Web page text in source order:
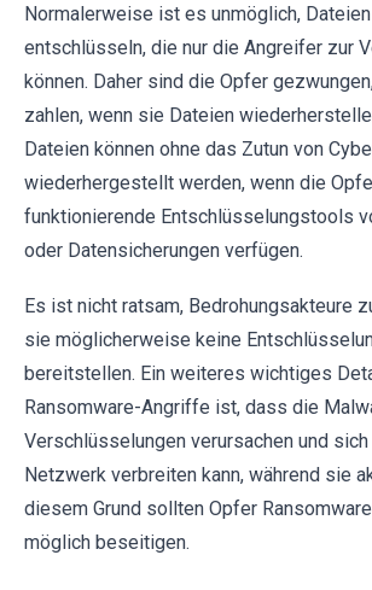
Normalerweise ist es unmöglich,
entschlüsseln, die nur die Angreifer zur
können. Daher sind die Opfer
zahlen, wenn sie Dateien
Dateien können ohne das Zutun von
wiederhergestellt werden, wenn die
funktionierende Entschlüsselungstools
oder Datensicherungen verfügen.
Es ist nicht ratsam, Bedrohungsakteure
sie möglicherweise keine
bereitstellen. Ein weiteres wichtiges
Ransomware-Angriffe ist, dass die
Verschlüsselungen verursachen und
Netzwerk verbreiten kann, während sie
diesem Grund sollten Opfer
möglich beseitigen.